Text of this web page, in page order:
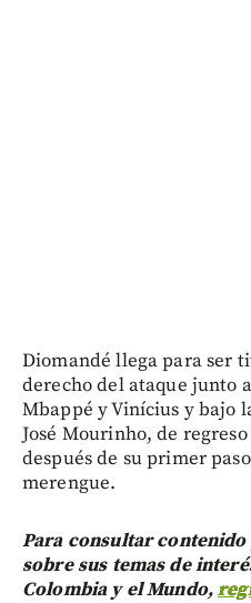
Diomandé llega para ser
derecho del ataque junto
Mbappé y Vinícius y bajo
José Mourinho, de
después de su primer
merengue.
Para consultar
sobre sus temas de
Colombia y el Mundo,